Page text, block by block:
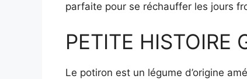
parfaite pour se réchauffer les jours
PETITE HISTOIRE
Le potiron est un légume d’origine